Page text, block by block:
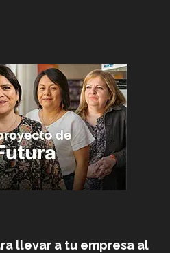
llevar a tu empresa al